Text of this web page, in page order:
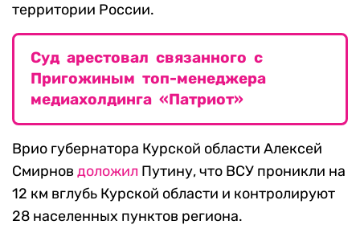
территории России.
Суд арестовал связанного с
Пригожиным топ-менеджера
медиахолдинга «Патриот»
Врио губернатора Курской области Алексей
Смирнов доложил Путину, что ВСУ проникли на
12 км вглубь Курской области и контролируют
28 населенных пунктов региона.